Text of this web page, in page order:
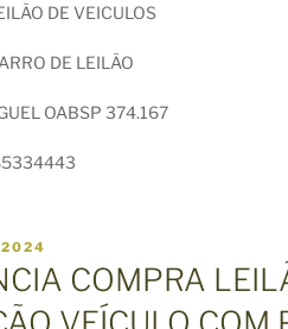
DE VEICULOS
DE LEILÃO
OABSP 374.167
2024
COMPRA